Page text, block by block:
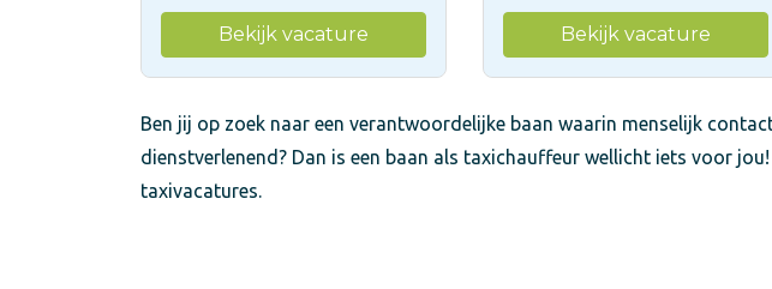
Bekijk vacature Bekijk vacature
Ben jij op zoek naar een verantwoordelijke baan waarin menselijk
dienstverlenend? Dan is een baan als taxichauffeur wellicht iets voor
taxivacatures.